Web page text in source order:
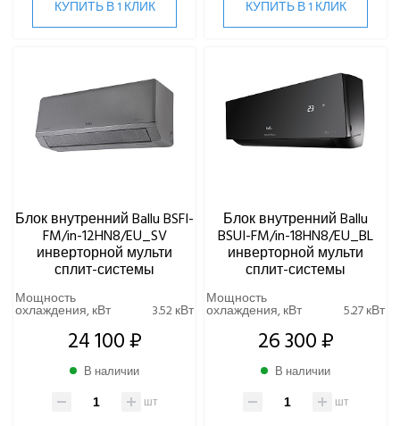
КУПИТЬ В 1 КЛИК КУПИТЬ В 1 КЛИК
Блок внутренний Ballu BSFI-
FM/in-12HN8/EU_SV
инверторной мульти
сплит-системы
Мощность
охлаждения, кВт 3.52 кВт
24 100 ₽
В наличии
шт
Блок внутренний Ballu
BSUI-FM/in-18HN8/EU_BL
инверторной мульти
сплит-системы
Мощность
охлаждения, кВт 5.27 кВт
26 300 ₽
В наличии
шт